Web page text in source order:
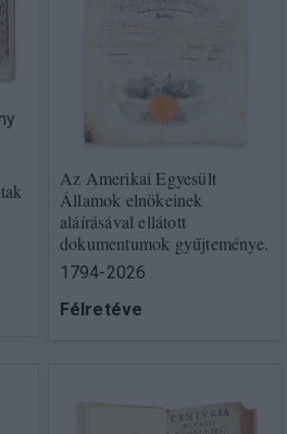
Az Amerikai Egyesült
Államok elnökeinek
aláírásával ellátott
dokumentumok gyűjteménye.
1794-2026
Félretéve